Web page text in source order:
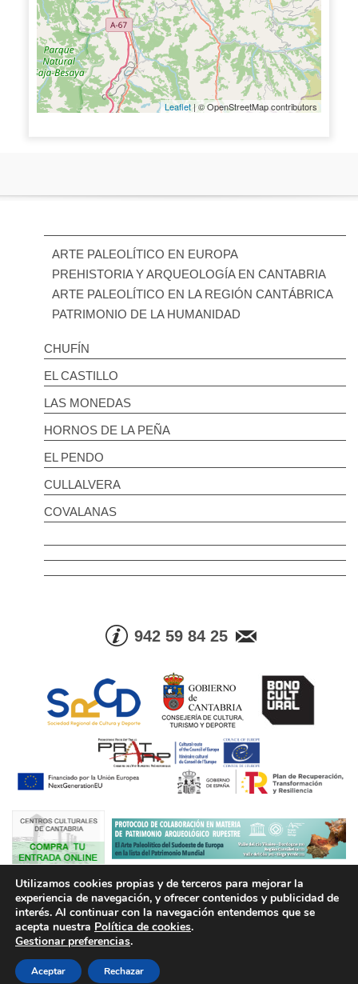
Leaflet | © OpenStreetMap contributors
ARTE PALEOLÍTICO EN EUROPA
PREHISTORIA Y ARQUEOLOGÍA EN CANTABRIA
ARTE PALEOLÍTICO EN LA REGIÓN CANTÁBRICA
PATRIMONIO DE LA HUMANIDAD
CHUFÍN
EL CASTILLO
LAS MONEDAS
HORNOS DE LA PEÑA
EL PENDO
CULLALVERA
COVALANAS
942 59 84 25
© Consejería de Cultura, Turismo y Deporte. Gobierno de Cantabria |
Tel. Info. +34 942 59 84 25 | Fax +34 942 59 83 05
Aviso legal Política de Protección de Datos
Administración
Utilizamos cookies propias y de terceros para mejorar la
experiencia de navegación, y ofrecer contenidos y publicidad de
interés. Al continuar con la navegación entendemos que se
acepta nuestra Política de cookies.
Gestionar preferencias.
Aceptar Rechazar